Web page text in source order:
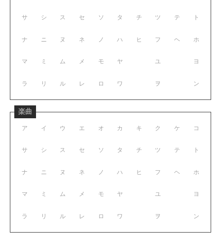
サ シ ス セ ソ
ナ ニ ヌ ネ ノ
マ ミ ム メ モ
ラ リ ル レ ロ
タ チ ツ テ ト
ハ ヒ フ ヘ ホ
ヤ ユ ヨ
ワ ヲ ン
楽曲
ア イ ウ エ オ
サ シ ス セ ソ
ナ ニ ヌ ネ ノ
マ ミ ム メ モ
ラ リ ル レ ロ
カ キ ク ケ コ
タ チ ツ テ ト
ハ ヒ フ ヘ ホ
ヤ ユ ヨ
ワ ヲ ン